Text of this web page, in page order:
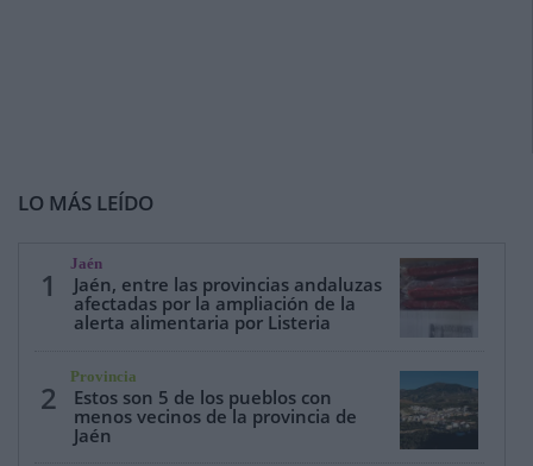
LO MÁS LEÍDO
1
Jaén
Jaén, entre las provincias andaluzas
afectadas por la ampliación de la
alerta alimentaria por Listeria
2
Provincia
Estos son 5 de los pueblos con
menos vecinos de la provincia de
Jaén